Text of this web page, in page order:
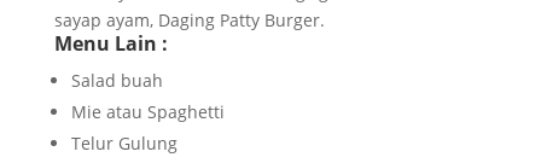
sayap ayam, Daging Patty Burger.
Menu Lain :
Salad buah
Mie atau Spaghetti
Telur Gulung